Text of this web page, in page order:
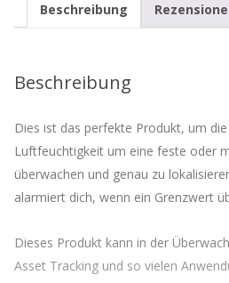
dieses
kommen
Beschreibung
Beschreibung
Dies ist das perfekte Produkt, um
Luftfeuchtigkeit um eine feste oder
überwachen und genau zu
alarmiert dich, wenn ein Grenzwert
Dieses Produkt kann in der
Asset Tracking und so vielen